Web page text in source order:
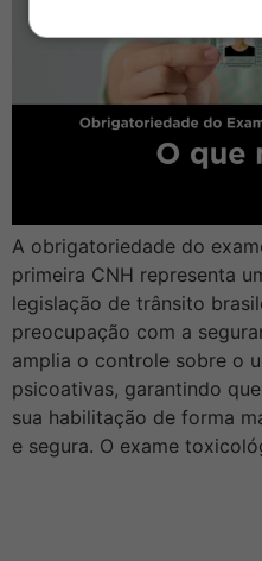
A obrigatoriedade do
primeira CNH representa
legislação de trânsito
preocupação com a
amplia o controle sobre o
psicoativas, garantindo
sua habilitação de forma
e segura. O exame